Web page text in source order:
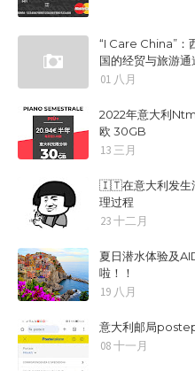
“I Care China”：
国的经贸与旅游通
01 八月
2022年意大利
欧 30GB
13 三月
🇮🇹在意大利发生
理过程
23 十二月
夏日潜水体验及
啦！！
19 八月
意大利邮局
08 十一月